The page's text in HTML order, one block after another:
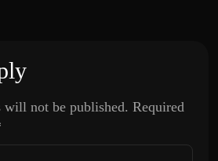
will not be published. Required